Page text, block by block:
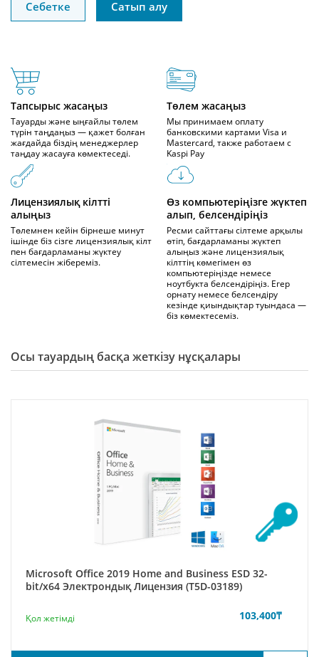
Себетке Сатып алу
Тапсырыс жасаңыз
Тауарды және ыңғайлы төлем
түрін таңдаңыз — қажет болған
жағдайда біздің менеджерлер
таңдау жасауға көмектеседі.
Төлем жасаңыз
Мы принимаем оплату
банковскими картами Visa и
Mastercard, также работаем с
Kaspi Pay
Лицензиялық кілтті
алыңыз
Төлемнен кейін бірнеше минут
ішінде біз сізге лицензиялық кілт
пен бағдарламаны жүктеу
сілтемесін жібереміз.
Өз компьютеріңізге жүктеп
алып, белсендіріңіз
Ресми сайттағы сілтеме арқылы
өтіп, бағдарламаны жүктеп
алыңыз және лицензиялық
кілттің көмегімен өз
компьютеріңізде немесе
ноутбукта белсендіріңіз. Егер
орнату немесе белсендіру
кезінде қиындықтар туындаса —
біз көмектесеміз.
Осы тауардың басқа жеткізу нұсқалары
Microsoft Office 2019 Home and Business ESD 32-
bit/x64 Электрондық Лицензия (T5D-03189)
Қол жетімді 103,400₸